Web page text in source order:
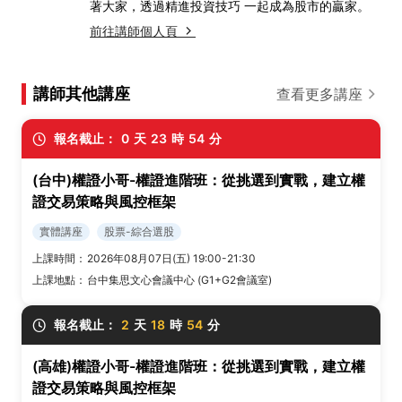
著大家，透過精進投資技巧 一起成為股市的贏家。
前往講師個人頁
講師其他講座 查看更多講座
報名截止： 0 天 23 時 53 分
(台中)權證小哥-權證進階班：從挑選到實戰，建立權
證交易策略與風控框架
實體講座
股票-綜合選股
上課時間： 2026年08月07日(五) 19:00-21:30
上課地點： 台中集思文心會議中心 (G1+G2會議室)
報名截止： 2 天 18 時 53 分
(高雄)權證小哥-權證進階班：從挑選到實戰，建立權
證交易策略與風控框架